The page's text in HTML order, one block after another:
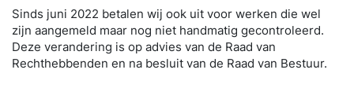
Sinds juni 2022 betalen wij ook uit voor werken die wel
zijn aangemeld maar nog niet handmatig gecontroleerd.
Deze verandering is op advies van de Raad van
Rechthebbenden en na besluit van de Raad van Bestuur.